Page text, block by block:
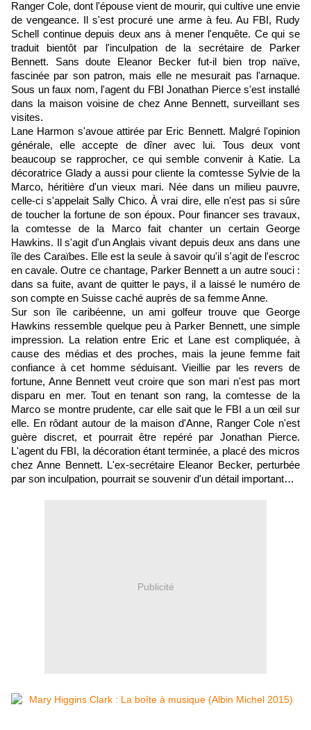
Ranger Cole, dont l'épouse vient de mourir, qui cultive une envie
de vengeance. Il s'est procuré une arme à feu. Au FBI, Rudy
Schell continue depuis deux ans à mener l'enquête. Ce qui se
traduit bientôt par l'inculpation de la secrétaire de Parker
Bennett. Sans doute Eleanor Becker fut-il bien trop naïve,
fascinée par son patron, mais elle ne mesurait pas l'arnaque.
Sous un faux nom, l'agent du FBI Jonathan Pierce s'est installé
dans la maison voisine de chez Anne Bennett, surveillant ses
visites.
Lane Harmon s'avoue attirée par Eric Bennett. Malgré l'opinion
générale, elle accepte de dîner avec lui. Tous deux vont
beaucoup se rapprocher, ce qui semble convenir à Katie. La
décoratrice Glady a aussi pour cliente la comtesse Sylvie de la
Marco, héritière d'un vieux mari. Née dans un milieu pauvre,
celle-ci s'appelait Sally Chico. À vrai dire, elle n'est pas si sûre
de toucher la fortune de son époux. Pour financer ses travaux,
la comtesse de la Marco fait chanter un certain George
Hawkins. Il s'agit d'un Anglais vivant depuis deux ans dans une
île des Caraïbes. Elle est la seule à savoir qu'il s'agit de l'escroc
en cavale. Outre ce chantage, Parker Bennett a un autre souci :
dans sa fuite, avant de quitter le pays, il a laissé le numéro de
son compte en Suisse caché auprès de sa femme Anne.
Sur son île caribéenne, un ami golfeur trouve que George
Hawkins ressemble quelque peu à Parker Bennett, une simple
impression. La relation entre Eric et Lane est compliquée, à
cause des médias et des proches, mais la jeune femme fait
confiance à cet homme séduisant. Vieillie par les revers de
fortune, Anne Bennett veut croire que son mari n'est pas mort
disparu en mer. Tout en tenant son rang, la comtesse de la
Marco se montre prudente, car elle sait que le FBI a un œil sur
elle. En rôdant autour de la maison d'Anne, Ranger Cole n'est
guère discret, et pourrait être repéré par Jonathan Pierce.
L'agent du FBI, la décoration étant terminée, a placé des micros
chez Anne Bennett. L'ex-secrétaire Eleanor Becker, perturbée
par son inculpation, pourrait se souvenir d'un détail important…
Publicité